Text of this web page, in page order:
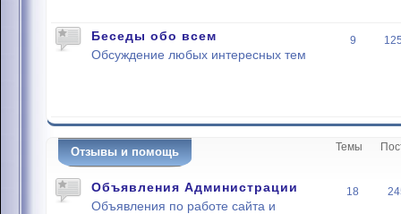
Беседы обо всем
Обсуждение любых интересных тем
9
Отзывы и помощь Темы
Объявления Администрации
Объявления по работе сайта и
18